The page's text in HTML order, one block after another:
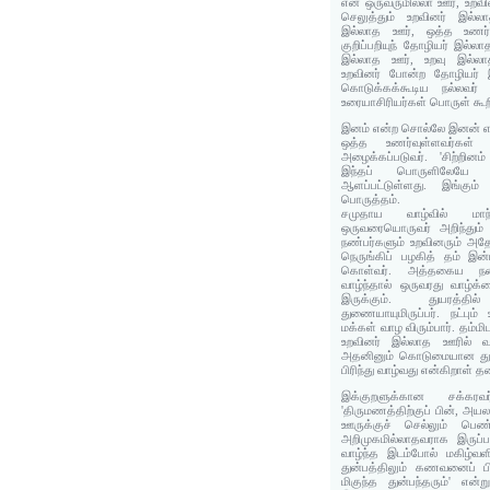
செலுத்தும் உறவினர்
இல்லாத ஊர், ஒத்த
குறிப்பறியுந் தோழியர்
இல்லாத ஊர், உறவு இல்லாத
உறவினர் போன்ற தோழியர்
கொடுக்கக்கூடிய
உரையாசிரியர்கள் பொருள்
இனம் என்ற சொல்லே இனன்
ஒத்த உணர்வுள்ளவர்கள்
அழைக்கப்படுவர்.
இந்தப்
ஆளப்பட்டுள்ளது.
பொருத்தம்.
சமுதாய வாழ்வில்
ஒருவரையொருவர்
நண்பர்களும் உறவினரும்
நெருங்கிப் பழகித் தம்
கொள்வர். அத்தகைய
வாழ்ந்தால் ஒருவரது
இருக்கும்.
துணையாயுமிருப்பர்.
மக்கள் வாழ விரும்பார்.
உறவினர் இல்லாத ஊரில்
அதனினும் கொடுமையான
பிரிந்து வாழ்வது என்கிறாள்
இக்குறளுக்கான
'திருமணத்திற்குப் பின்,
ஊருக்குச் செல்லும்
அறிமுகமில்லாதவராக
வாழ்ந்த இடம்போல்
துன்பத்திலும் கணவனைப்
மிகுந்த துன்பந்தரும்'